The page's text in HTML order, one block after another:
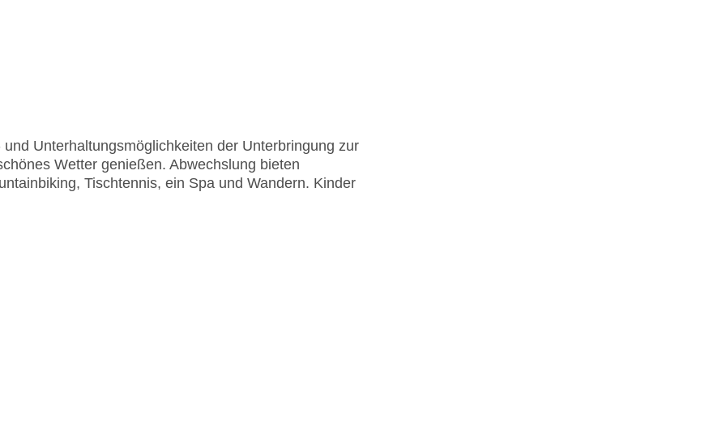
Unterhaltungsmöglichkeiten der Unterbringung zur
Wetter genießen. Abwechslung bieten
Tischtennis, ein Spa und Wandern. Kinder